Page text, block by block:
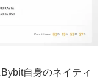
自身のネイティ